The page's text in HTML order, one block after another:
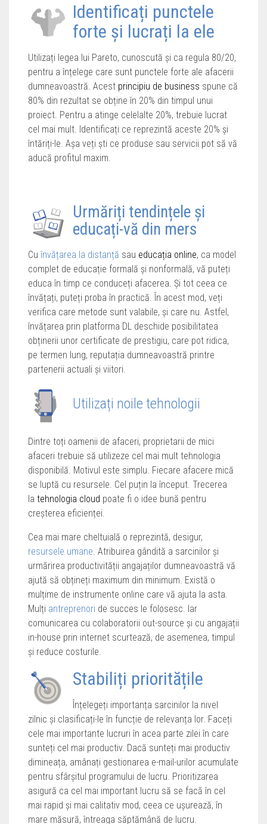
Identificați punctele
forte și lucrați la ele
Utilizați legea lui Pareto, cunoscută și ca regula 80/20,
pentru a înțelege care sunt punctele forte ale afacerii
dumneavoastră. Acest principiu de business spune că
80% din rezultat se obține în 20% din timpul unui
proiect. Pentru a atinge celelalte 20%, trebuie lucrat
cel mai mult. Identificați ce reprezintă aceste 20% și
întăriți-le. Așa veți ști ce produse sau servicii pot să vă
aducă profitul maxim.
Urmăriți tendințele și
educați-vă din mers
Cu învățarea la distanță sau educația online, ca model
complet de educație formală și nonformală, vă puteți
educa în timp ce conduceți afacerea. Și tot ceea ce
învățați, puteți proba în practică. În acest mod, veți
verifica care metode sunt valabile, și care nu. Astfel,
învățarea prin platforma DL deschide posibilitatea
obținerii unor certificate de prestigiu, care pot ridica,
pe termen lung, reputația dumneavoastră printre
partenerii actuali și viitori.
Utilizați noile tehnologii
Dintre toți oamenii de afaceri, proprietarii de mici
afaceri trebuie să utilizeze cel mai mult tehnologia
disponibilă. Motivul este simplu. Fiecare afacere mică
se luptă cu resursele. Cel puțin la început. Trecerea
la tehnologia cloud poate fi o idee bună pentru
creșterea eficienței.
Cea mai mare cheltuială o reprezintă, desigur,
resursele umane. Atribuirea gândită a sarcinilor și
urmărirea productivității angajaților dumneavoastră vă
ajută să obțineți maximum din minimum. Există o
mulțime de instrumente online care vă ajuta la asta.
Mulți antreprenori de succes le folosesc. Iar
comunicarea cu colaboratorii out-source și cu angajații
in-house prin internet scurtează, de asemenea, timpul
și reduce costurile.
Stabiliți prioritățile
Înțelegeți importanța sarcinilor la nivel
zilnic și clasificați-le în funcție de relevanța lor. Faceți
cele mai importante lucruri în acea parte zilei în care
sunteți cel mai productiv. Dacă sunteți mai productiv
dimineața, amânați gestionarea e-mail-urilor acumulate
pentru sfârșitul programului de lucru. Prioritizarea
asigură ca cel mai important lucru să se facă în cel
mai rapid și mai calitativ mod, ceea ce ușurează, în
mare măsură, întreaga săptămână de lucru.